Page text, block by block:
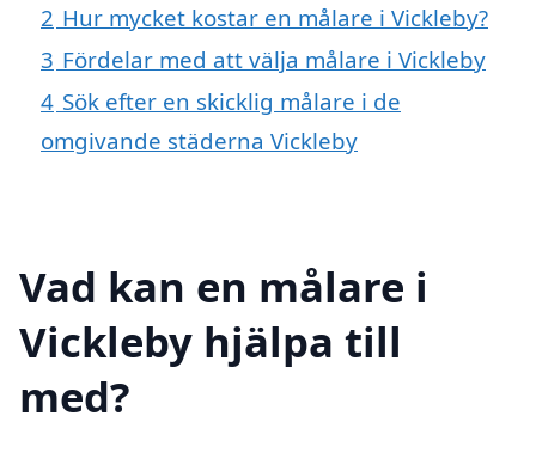
2 Hur mycket kostar en målare i Vickleby?
3 Fördelar med att välja målare i Vickleby
4 Sök efter en skicklig målare i de
omgivande städerna Vickleby
Vad kan en målare i
Vickleby hjälpa till
med?